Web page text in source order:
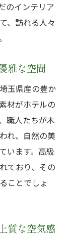
のインテリア
、訪れる人々
雅な空間
玉県産の豊か
材がホテルの
職人たちが木
れ、自然の美
います。高級
ており、その
ことでしょ
質な空気感